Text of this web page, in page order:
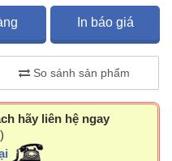
In báo giá
So sánh sản phẩm
hãy liên hệ ngay